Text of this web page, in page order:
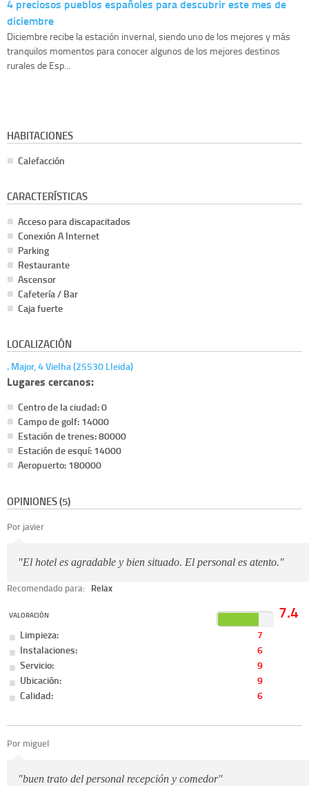
4 preciosos pueblos españoles para descubrir este mes de
diciembre
Diciembre recibe la estación invernal, siendo uno de los mejores y más
tranquilos momentos para conocer algunos de los mejores destinos
rurales de Esp...
HABITACIONES
Calefacción
CARACTERÍSTICAS
Acceso para discapacitados
Conexión A Internet
Parking
Restaurante
Ascensor
Cafetería / Bar
Caja fuerte
LOCALIZACIÓN
. Major, 4 Vielha (25530 Lleida)
Lugares cercanos:
Centro de la ciudad: 0
Campo de golf: 14000
Estación de trenes: 80000
Estación de esquí: 14000
Aeropuerto: 180000
OPINIONES (5)
Por javier
"El hotel es agradable y bien situado. El personal es atento."
Recomendado para: Relax
VALORACIÓN 7.4
Limpieza:
7
Instalaciones:
6
Servicio:
9
Ubicación:
9
Calidad:
6
Por miguel
"buen trato del personal recepción y comedor"